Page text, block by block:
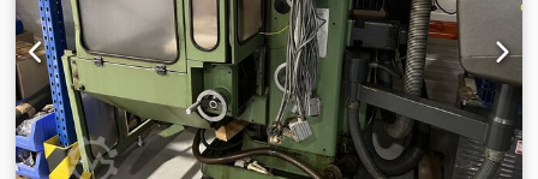
1 τεμ. Μέγγενη μηχανής 1 τεμ. Αντισταθμιστής με αντίβαρο 1
τεμ. Άξονας φρεζαρίσματος μακρύς 0 22 mm Διάφοροι
υποδοχείς εργαλείων S 22 x 2 Φουρκέτες άξονα Z Φως
μηχανής Αυτόματη κεντρική αντλία λίπανσης Πλάκα συλλογής
τεμαχίων Συσκευή ψύξης Οδηγίες λειτουργίας Cedpfjpxm
Ansx Aa Tsrf ΤΟ ΜΗΧΆΝΗΜΑ ΕΊΝΑΙ ΣΕ ΠΟΛΎ ΚΑΛΉ
ΚΑΤΆΣΤΑΣΗ !!!